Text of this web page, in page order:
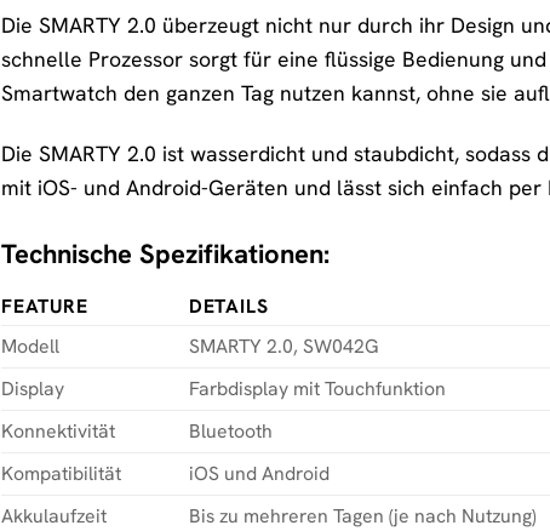
Die SMARTY 2.0 überzeugt nicht nur durch ihr Design
schnelle Prozessor sorgt für eine flüssige Bedienung
Smartwatch den ganzen Tag nutzen kannst, ohne sie
Die SMARTY 2.0 ist wasserdicht und staubdicht,
mit iOS- und Android-Geräten und lässt sich einfach
Technische Spezifikationen:
FEATURE
DETAILS
Modell
SMARTY 2.0, SW042G
Display
Farbdisplay mit Touchfunktion
Konnektivität
Bluetooth
Kompatibilität
iOS und Android
Akkulaufzeit
Bis zu mehreren Tagen (je nach Nutzung)